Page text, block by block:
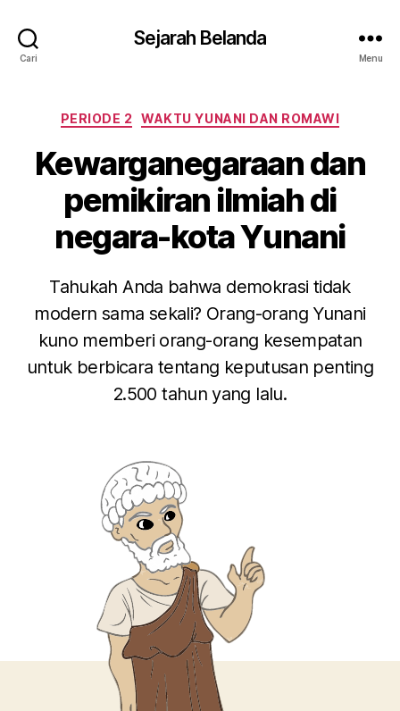
Cari
Sejarah Belanda
Menu
Kategori
PERIODE 2 WAKTU YUNANI DAN ROMAWI
Kewarganegaraan dan
pemikiran ilmiah di
negara-kota Yunani
Tahukah Anda bahwa demokrasi tidak
modern sama sekali? Orang-orang Yunani
kuno memberi orang-orang kesempatan
untuk berbicara tentang keputusan penting
2.500 tahun yang lalu.